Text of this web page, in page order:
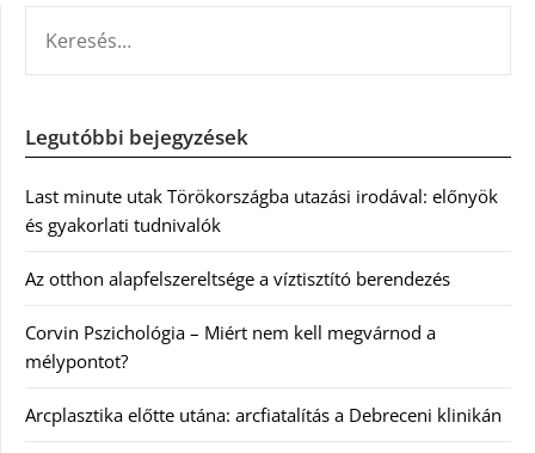
Legutóbbi bejegyzések
Last minute utak Törökországba utazási irodával: előnyök
és gyakorlati tudnivalók
Az otthon alapfelszereltsége a víztisztító berendezés
Corvin Pszichológia – Miért nem kell megvárnod a
mélypontot?
Arcplasztika előtte utána: arcfiatalítás a Debreceni klinikán